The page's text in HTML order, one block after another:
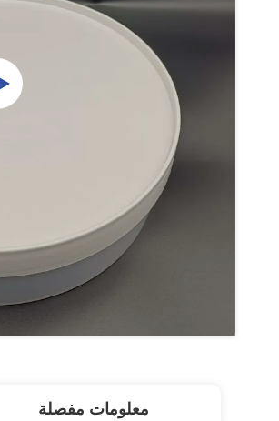
معلومات مفصلة